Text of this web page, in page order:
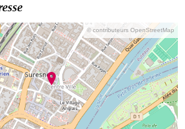
© contributeurs OpenStreetMap